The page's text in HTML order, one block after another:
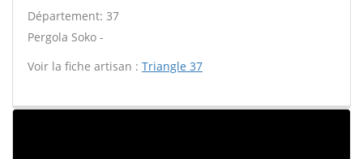
Département: 37
Pergola Soko -
Voir la fiche artisan : Triangle 37